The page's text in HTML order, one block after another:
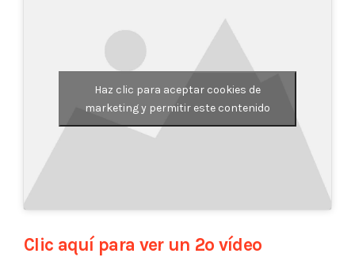
Haz clic para aceptar cookies de
marketing y permitir este contenido
Clic aquí para ver un 2º vídeo